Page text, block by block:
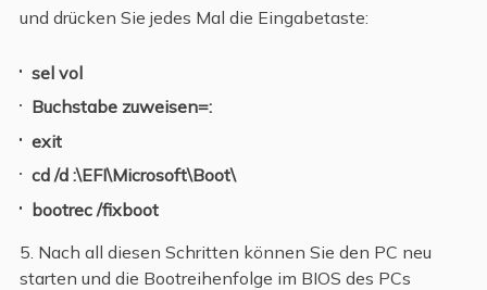
und drücken Sie jedes Mal die Eingabetaste:
sel vol
Buchstabe zuweisen=:
exit
cd /d :\EFI\Microsoft\Boot\
bootrec /fixboot
5. Nach all diesen Schritten können Sie den PC neu
starten und die Bootreihenfolge im BIOS des PCs